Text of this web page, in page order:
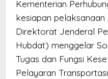
Kementerian
kesiapan pelaksanaan
Direktorat Jenderal
Hubdat) menggelar
Tugas dan Fungsi
Pelayaran